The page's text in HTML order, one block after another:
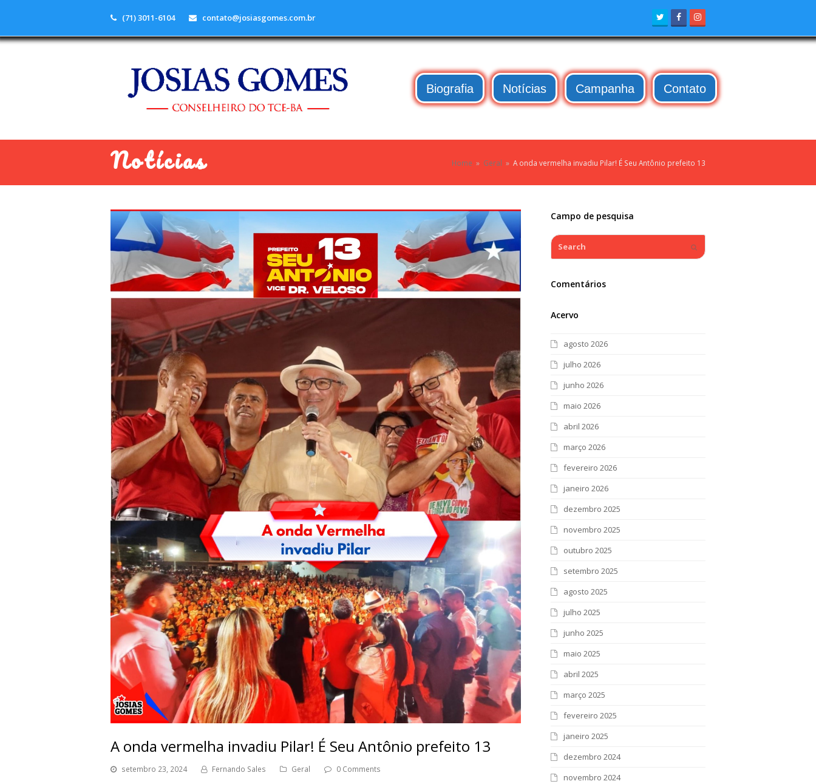
(71) 3011-6104 contato@josiasgomes.com.br TwitterFacebook
Biografia Notícias Campanha Contato
Notícias Home » Geral » A onda vermelha invadiu Pilar! É Seu Antônio prefeito 13
A onda vermelha invadiu Pilar! É Seu Antônio prefeito 13
setembro 23, 2024 Fernando Sales Geral 0 Comments
Campo de pesquisa
Search
Comentários
Acervo
agosto 2026
julho 2026
junho 2026
maio 2026
abril 2026
março 2026
fevereiro 2026
janeiro 2026
dezembro 2025
novembro 2025
outubro 2025
setembro 2025
agosto 2025
julho 2025
junho 2025
maio 2025
abril 2025
março 2025
fevereiro 2025
janeiro 2025
dezembro 2024
novembro 2024